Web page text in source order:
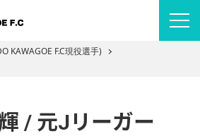
KAWAGOE F.C現役選手)
/ 元Jリーガー